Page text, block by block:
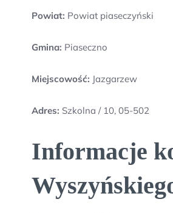
Powiat: Powiat piaseczyński
Gmina: Piaseczno
Miejscowość: Jazgarzew
Adres: Szkolna / 10, 05-502
Informacje